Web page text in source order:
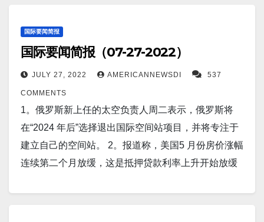
事演习。 12。报道称，一份新的日本防务报告，强调
了对中国越来越多地使用人工智能和“军用民用混搭”的
担忧。 13。报道称，中国在哈巴雪山地区的新铁路正
度和欧亚板块的碰撞正在挤压中国哈巴雪山隧道的部
分区域，该隧道旨在用于一条新的铁路。 14。朝鲜声
称其Covid爆发突然停止，就像开始时一样突然。
15。苏黎世（路透社）——实施经济制裁的瑞士机构
对中国采取的任何惩罚措施。 16。据报道，美国约翰
和市场波动的最坏情况也应该已经过去。 10。英特尔
将关闭其 Optane 内存业务，在此过程中遭受 5.59 亿
美元的库存冲销。Optane 是一种内存系统，旨在通过
桥接存储和 RAM 来提高硬盘驱动器(HDD) 和速度较慢
的 SATA SSD 的性能。 11。华盛顿，7 月 28 日（路
透社）——五角大楼周四表示，美国国务院批准可能
向德国出售 F-35 战斗机、弹药和相关设备，估计成本
为 84 亿美元。 12。新的研究发现，一种针对 SARS-
12）的研究发表在《自然生物医学工程》杂志上。 6。
周四公布的亿万富翁指数显示，随着席卷中国房地产
一年中损失了一半以上的财富。根据彭博亿万富翁指
数，中国最大房地产开发商碧桂园的大股东杨惠妍的
净资产从一年前的 237 亿美元暴跌逾 52% 至 113 亿美
元。 7。根据一份新报告，俄罗斯总统弗拉基米尔·普
京可能正在节省军事力量和空中火力来攻击北约国
家。周三，北约国防学院发表了一份政策简报，题为
市戈马和布滕博的反联合国暴力抗议活动的第二天，
至少有 15 人丧生，约 50 人受伤。 4。周三，菲律宾
北部发生 7.0 级地震，造成至少 5 人死亡，首都马尼
楼也摇晃。 5。太空旅行即将变得更安全、更舒适、更
刺激。 行星地球领先的豪华太空旅行公司 Space
Perspective 在该公司最先进的园区（位于佛罗里达
州 NASA 肯尼迪航天中心的运营中心附近）推出了正
Pennington 生物医学研究中心的研究人员发现，
国际要闻简报
国际要闻简报（07-27-2022）
JULY 27, 2022 AMERICANNEWSDI 537
COMMENTS
1。俄罗斯新上任的太空负责人周二表示，俄罗斯将
在“2024 年后”选择退出国际空间站项目，并将专注于
建立自己的空间站。 2。报道称，美国5 月份房价涨幅
连续第二个月放缓，这是抵押贷款利率上升开始放缓